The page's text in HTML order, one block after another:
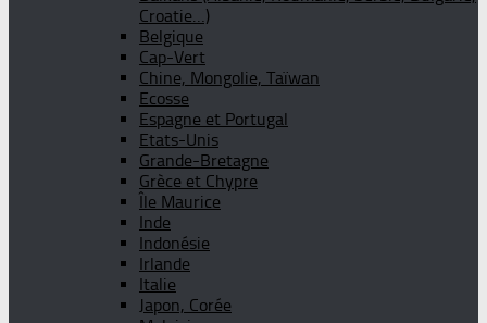
Croatie…)
Belgique
Cap-Vert
Chine, Mongolie, Taïwan
Ecosse
Espagne et Portugal
Etats-Unis
Grande-Bretagne
Grèce et Chypre
Île Maurice
Inde
Indonésie
Irlande
Italie
Japon, Corée